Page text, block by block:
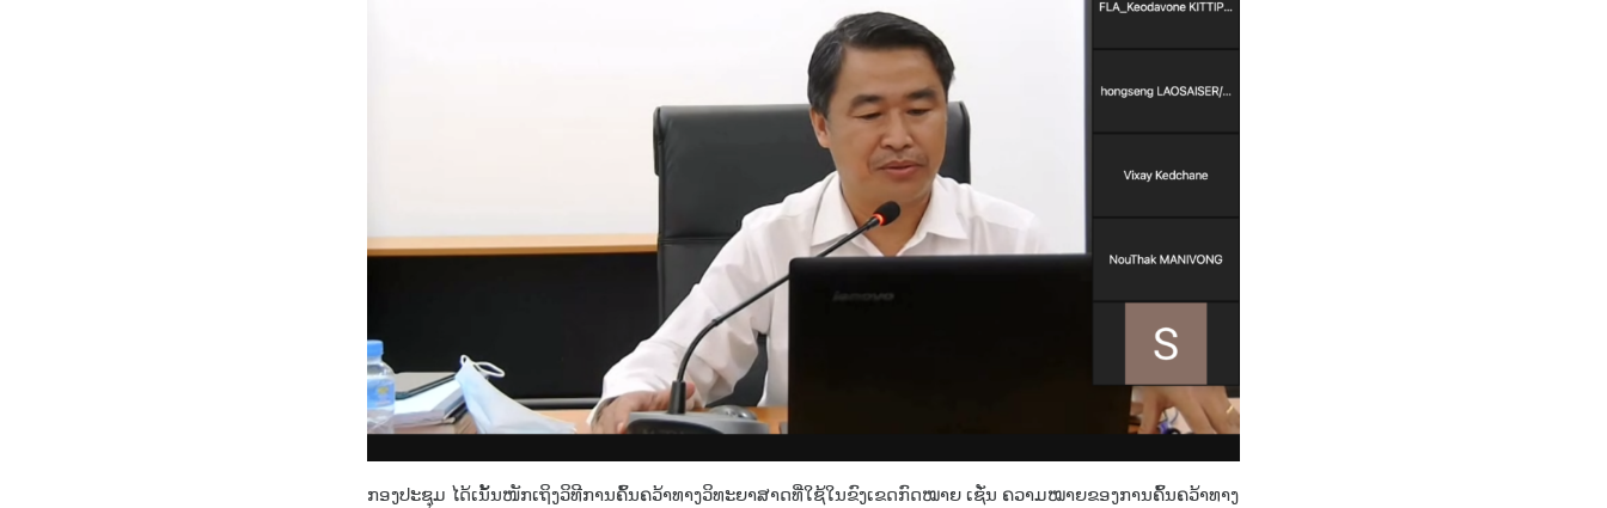
ກອງປະຊຸມ ໄດ້ເນັ້ນໜັກເຖິງວິທີການຄົ້ນຄວ້າທາງວິທະຍາສາດທີ່ໃຊ້ໃນຂົງເຂດກົດໝາຍ ເຊັ່ນ ຄວາມໝາຍຂອງການຄົ້ນຄວ້າທາງ